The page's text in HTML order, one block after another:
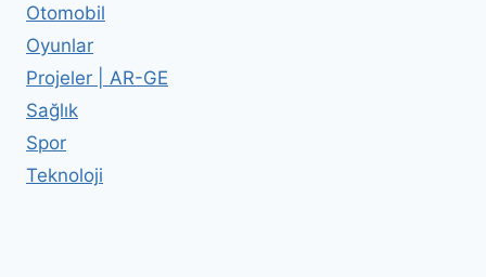
Otomobil
Oyunlar
Projeler | AR-GE
Sağlık
Spor
Teknoloji